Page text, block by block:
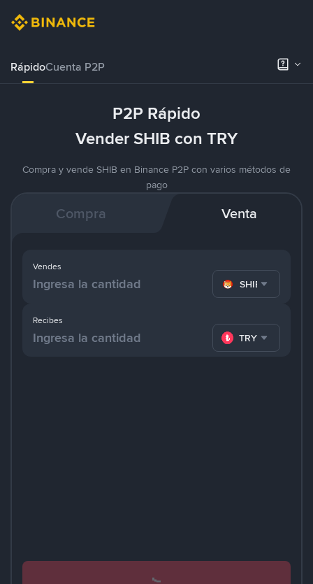
RápidoCuenta P2P
P2P Rápido
Vender SHIB con TRY
Compra y vende SHIB en Binance P2P con varios métodos de
pago
Compra Venta
Recibes
TRY
Vendes
SHIB